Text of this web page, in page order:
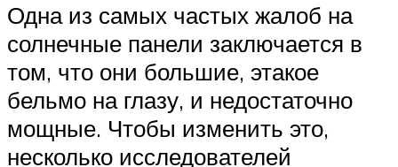
Одна из самых частых жалоб на
солнечные панели заключается в
том, что они большие, этакое
бельмо на глазу, и недостаточно
мощные. Чтобы изменить это,
несколько исследователей